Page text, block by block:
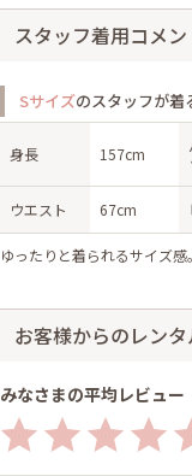
スタッフ着用コメン
Sサイズのスタッフが着
身長 157cm
ウエスト 67cm
ゆったりと着られるサイズ
お客様からのレン
みなさまの平均レビュー